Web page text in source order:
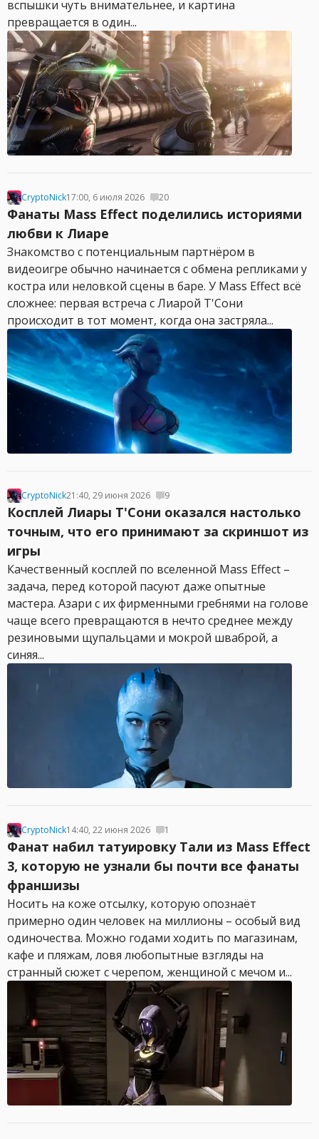
вспышки чуть внимательнее, и картина
превращается в один...
CryptoNick17:00, 6 июля 2026 20
Фанаты Mass Effect поделились историями
любви к Лиаре
Знакомство с потенциальным партнёром в
видеоигре обычно начинается с обмена репликами у
костра или неловкой сцены в баре. У Mass Effect всё
сложнее: первая встреча с Лиарой Т'Сони
происходит в тот момент, когда она застряла...
CryptoNick21:40, 29 июня 2026 9
Косплей Лиары T'Сони оказался настолько
точным, что его принимают за скриншот из
игры
Качественный косплей по вселенной Mass Effect –
задача, перед которой пасуют даже опытные
мастера. Азари с их фирменными гребнями на голове
чаще всего превращаются в нечто среднее между
резиновыми щупальцами и мокрой шваброй, а
синяя...
CryptoNick14:40, 22 июня 2026 1
Фанат набил татуировку Тали из Mass Effect
3, которую не узнали бы почти все фанаты
франшизы
Носить на коже отсылку, которую опознаёт
примерно один человек на миллионы – особый вид
одиночества. Можно годами ходить по магазинам,
кафе и пляжам, ловя любопытные взгляды на
странный сюжет с черепом, женщиной с мечом и...